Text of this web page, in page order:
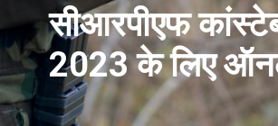
सीआरपीएफ
2023 के लिए